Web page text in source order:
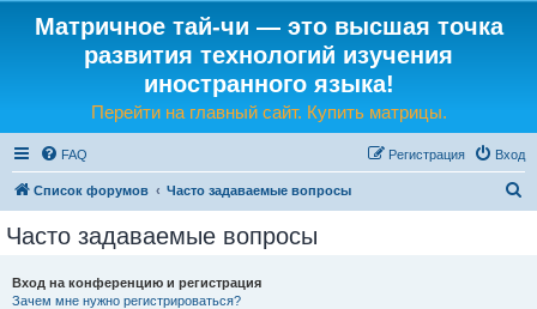
Матричное тай-чи — это высшая точка
развития технологий изучения
иностранного языка!
Перейти на главный сайт. Купить матрицы.
FAQ Вход
Регистрация
Список форумов Часто задаваемые вопросы
Часто задаваемые вопросы
Вход на конференцию и регистрация
Зачем мне нужно регистрироваться?